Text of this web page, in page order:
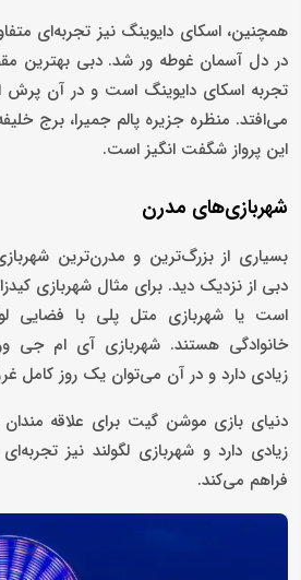
همچنین، اسکای دایوینگ نیز تجربه‌ای
در دل آسمان غوطه ور شد. دبی بهترین
تجربه اسکای دایوینگ است و در آن پرش از
می‌افتد. منظره جزیره پالم جمیرا، برج
این پرواز شگفت انگیز است.
شهربازی‌های مدرن
بسیاری از بزرگ‌ترین و مدرن‌ترین
دبی از نزدیک دید. برای مثال شهربازی
است یا شهربازی متل پلی با فضایی
خانوادگی هستند. شهربازی آی ام جی
زیادی دارد و در آن می‌توان یک روز کامل
دنیای بازی موشن گیت برای علاقه مندان
زیادی دارد و شهربازی لگولند نیز
فراهم می‌کند.